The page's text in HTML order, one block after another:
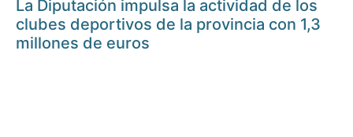
La Diputación impulsa la actividad de los
clubes deportivos de la provincia con 1,3
millones de euros